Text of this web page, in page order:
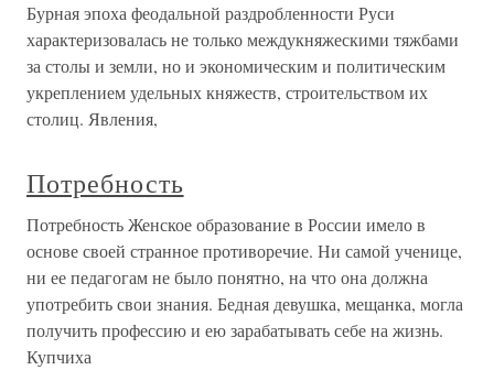
Бурная эпоха феодальной раздробленности Руси
характеризовалась не только междукняжескими тяжбами
за столы и земли, но и экономическим и политическим
укреплением удельных княжеств, строительством их
столиц. Явления,
Потребность
Потребность Женское образование в России имело в
основе своей странное противоречие. Ни самой ученице,
ни ее педагогам не было понятно, на что она должна
употребить свои знания. Бедная девушка, мещанка, могла
получить профессию и ею зарабатывать себе на жизнь.
Купчиха